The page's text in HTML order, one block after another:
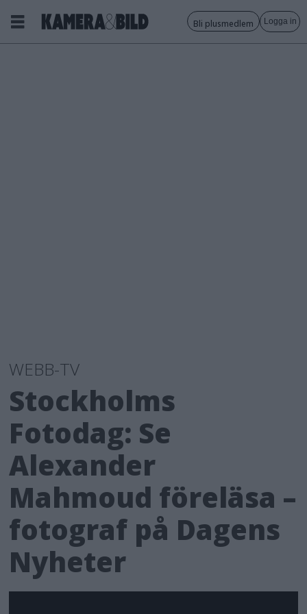
Bli plusmedlem Logga in
WEBB-TV
Stockholms
Fotodag: Se
Alexander
Mahmoud föreläsa –
fotograf på Dagens
Nyheter